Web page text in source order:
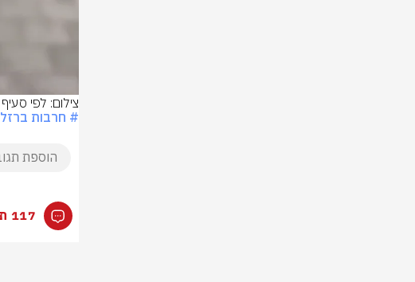
צילום: לפי סעיף 27א' לחוק זכויות יוצרים
# חרבות ברזל
117 תגובות